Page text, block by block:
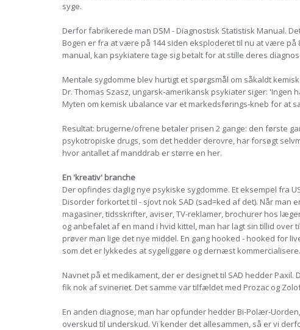
syge.
Derfor fabrikerede man DSM - Diagnostisk Statistisk Manual.
Bogen er fra at være på 144 siden eksploderet til nu at være på
manual, kan psykiatere tage sig betalt for at stille deres
Mentale sygdomme blev hurtigt et spørgsmål om såkaldt
Dr. Thomas Szasz, ungarsk-amerikansk psykiater siger:
Myten om kemisk ubalance var et markedsførings-kneb for at
Resultat: brugerne/ofrene betaler prisen 2 gange: den første
psykotropiske drugs, som det hedder derovre, har forsøgt
hvor antallet af manddrab er større en her.
En 'kreativ' branche
Der opfindes daglig nye psykiske sygdomme. Et eksempel fra
Disorder forkortet til - sjovt nok SAD (sad=ked af det). Når man
magasiner, tidsskrifter, aviser, TV-reklamer, brochurer hos
og anbefalet af en mand i hvid kittel, man har lagt sin tillid over
prøver man lige det nye middel. En gang hooked - hooked for
som det er lykkedes at sygeliggøre og dernæst
Navnet på et medikament, der er designet til SAD hedder
fik nok af svineriet. Det samme var tilfældet med Prozac og
En anden diagnose, man har opfunder hedder Bi-Polær-
overskud til underskud. Vi kender det allesammen, så er vi